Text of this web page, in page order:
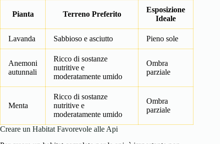
Pianta Terreno Preferito
Esposizione
Ideale
Lavanda Sabbioso e asciutto Pieno sole
Anemoni
autunnali
Ricco di sostanze
nutritive e
moderatamente umido
Ombra
parziale
Menta
Ricco di sostanze
nutritive e
moderatamente umido
Ombra
parziale
Creare un Habitat Favorevole alle Api